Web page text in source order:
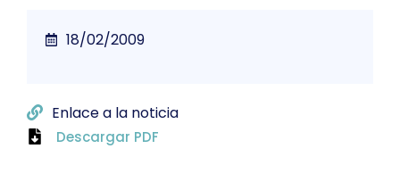
18/02/2009
Enlace a la noticia
Descargar PDF